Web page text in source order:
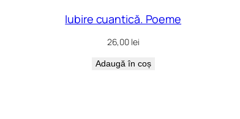
Iubire cuantică. Poeme
26,00 lei
Adaugă în coș